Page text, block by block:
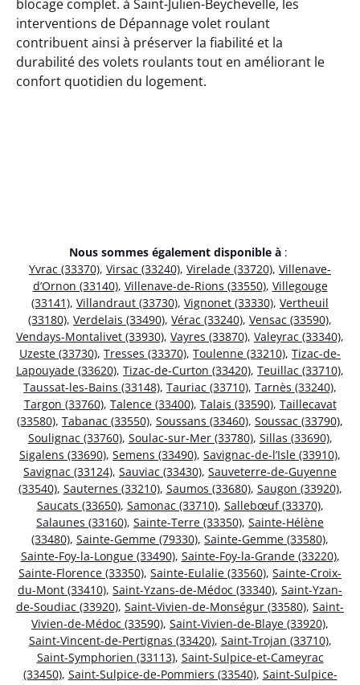
blocage complet. à Saint-Julien-Beychevelle, les
interventions de Dépannage volet roulant
contribuent ainsi à préserver la fiabilité et la
durabilité des volets roulants tout en améliorant le
confort quotidien du logement.
Nous sommes également disponible à :
Yvrac (33370), Virsac (33240), Virelade (33720), Villenave-
d’Ornon (33140), Villenave-de-Rions (33550), Villegouge
(33141), Villandraut (33730), Vignonet (33330), Vertheuil
(33180), Verdelais (33490), Vérac (33240), Vensac (33590),
Vendays-Montalivet (33930), Vayres (33870), Valeyrac (33340),
Uzeste (33730), Tresses (33370), Toulenne (33210), Tizac-de-
Lapouyade (33620), Tizac-de-Curton (33420), Teuillac (33710),
Taussat-les-Bains (33148), Tauriac (33710), Tarnès (33240),
Targon (33760), Talence (33400), Talais (33590), Taillecavat
(33580), Tabanac (33550), Soussans (33460), Soussac (33790),
Soulignac (33760), Soulac-sur-Mer (33780), Sillas (33690),
Sigalens (33690), Semens (33490), Savignac-de-l’Isle (33910),
Savignac (33124), Sauviac (33430), Sauveterre-de-Guyenne
(33540), Sauternes (33210), Saumos (33680), Saugon (33920),
Saucats (33650), Samonac (33710), Sallebœuf (33370),
Salaunes (33160), Sainte-Terre (33350), Sainte-Hélène
(33480), Sainte-Gemme (79330), Sainte-Gemme (33580),
Sainte-Foy-la-Longue (33490), Sainte-Foy-la-Grande (33220),
Sainte-Florence (33350), Sainte-Eulalie (33560), Sainte-Croix-
du-Mont (33410), Saint-Yzans-de-Médoc (33340), Saint-Yzan-
de-Soudiac (33920), Saint-Vivien-de-Monségur (33580), Saint-
Vivien-de-Médoc (33590), Saint-Vivien-de-Blaye (33920),
Saint-Vincent-de-Pertignas (33420), Saint-Trojan (33710),
Saint-Symphorien (33113), Saint-Sulpice-et-Cameyrac
(33450), Saint-Sulpice-de-Pommiers (33540), Saint-Sulpice-